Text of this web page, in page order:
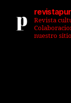
Revista
nuestro